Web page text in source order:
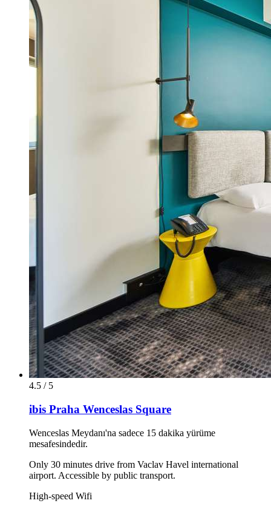
4.5 / 5
ibis Praha Wenceslas Square
Wenceslas Meydanı'na sadece 15 dakika yürüme
mesafesindedir.
Only 30 minutes drive from Vaclav Havel international
airport. Accessible by public transport.
High-speed Wifi